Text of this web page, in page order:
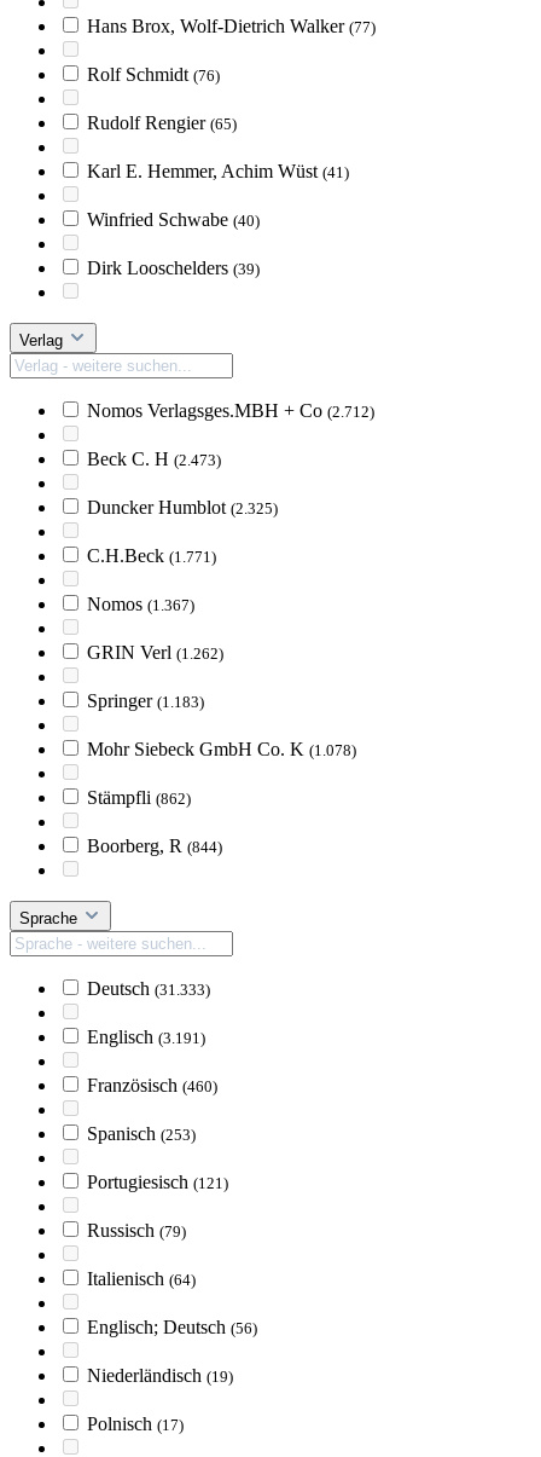
Hans Brox, Wolf-Dietrich Walker (77)
Rolf Schmidt (76)
Rudolf Rengier (65)
Karl E. Hemmer, Achim Wüst (41)
Winfried Schwabe (40)
Dirk Looschelders (39)
Verlag
Nomos Verlagsges.MBH + Co (2.712)
Beck C. H (2.473)
Duncker Humblot (2.325)
C.H.Beck (1.771)
Nomos (1.367)
GRIN Verl (1.262)
Springer (1.183)
Mohr Siebeck GmbH Co. K (1.078)
Stämpfli (862)
Boorberg, R (844)
Sprache
Deutsch (31.333)
Englisch (3.191)
Französisch (460)
Spanisch (253)
Portugiesisch (121)
Russisch (79)
Italienisch (64)
Englisch; Deutsch (56)
Niederländisch (19)
Polnisch (17)